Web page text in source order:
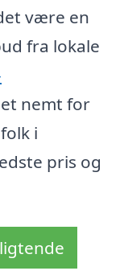
være en
fra lokale
nemt for
i
pris og